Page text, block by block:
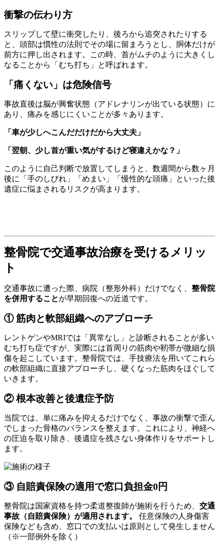
衝撃の伝わり方
スリップして壁に衝突したり、後ろから追突されたりする
と、頭部は慣性の法則でその場に留まろうとし、胴体だけが
前方に押し出されます。この時、首がムチのように大きくし
なることから「むち打ち」と呼ばれます。
「痛くない」は危険信号
事故直後は脳が興奮状態（アドレナリンが出ている状態）に
あり、痛みを感じにくいことが多々あります。
「車が少しへこんだだけだから大丈夫」
「翌朝、少し首が重い気がするけど寝違えかな？」
このように自己判断で放置してしまうと、数週間から数ヶ月
後に「手のしびれ」「めまい」「慢性的な頭痛」といった後
遺症に悩まされるリスクが高まります。
整骨院で交通事故治療を受けるメリッ
ト
交通事故に遭った際、病院（整形外科）だけでなく、 整骨院
を併用することが早期回復への近道です。
① 筋肉と軟部組織へのアプローチ
レントゲンやMRIでは「異常なし」と診断されることが多い
むち打ち症ですが、実際には首周りの筋肉や靭帯が微細な損
傷を起こしています。整骨院では、手技療法を用いてこれら
の軟部組織に直接アプローチし、硬くなった筋肉をほぐして
いきます。
② 根本改善と後遺症予防
当院では、単に痛みを抑えるだけでなく、事故の衝撃で歪ん
でしまった骨格のバランスを整えます。これにより、神経へ
の圧迫を取り除き、後遺症を残さない身体作りをサポートし
ます。
③ 自賠責保険の適用で窓口負担金0円
整骨院は国家資格を持つ柔道整復師が施術を行うため、 交通
事故（自賠責保険）が適用されます。
任意保険の人身傷害
保険なども含め、窓口での支払いは原則として発生しません
（※一部例外を除く）